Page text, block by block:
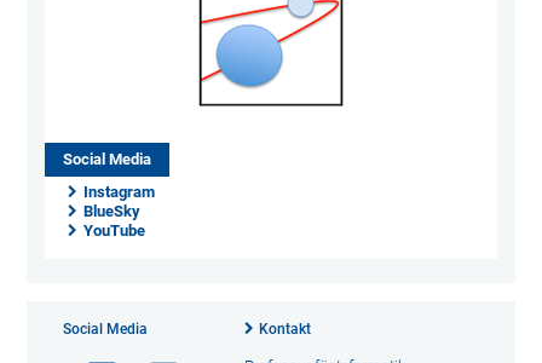
Social Media
Instagram
BlueSky
YouTube
Social Media Kontakt